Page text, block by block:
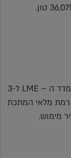
מצורפים גרפים של אבץ ל-3 חודשים, גרף מדד ה – LME ל-3
רמת מלאי המתכת
מימוש.